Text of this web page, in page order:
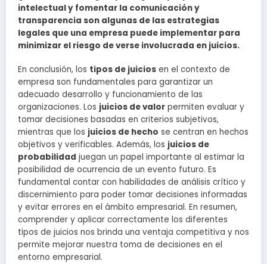
intelectual y fomentar la comunicación y
transparencia son algunas de las estrategias
legales que una empresa puede implementar para
minimizar el riesgo de verse involucrada en juicios.
En conclusión, los tipos de juicios en el contexto de
empresa son fundamentales para garantizar un
adecuado desarrollo y funcionamiento de las
organizaciones. Los juicios de valor permiten evaluar y
tomar decisiones basadas en criterios subjetivos,
mientras que los juicios de hecho se centran en hechos
objetivos y verificables. Además, los juicios de
probabilidad juegan un papel importante al estimar la
posibilidad de ocurrencia de un evento futuro. Es
fundamental contar con habilidades de análisis crítico y
discernimiento para poder tomar decisiones informadas
y evitar errores en el ámbito empresarial. En resumen,
comprender y aplicar correctamente los diferentes
tipos de juicios nos brinda una ventaja competitiva y nos
permite mejorar nuestra toma de decisiones en el
entorno empresarial.